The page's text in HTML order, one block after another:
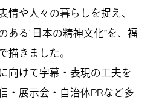
情や人々の暮らしを捉え、
ある“日本の精神文化”を、福
描きました。
向けて字幕・表現の工夫を
・展示会・自治体PRなど多